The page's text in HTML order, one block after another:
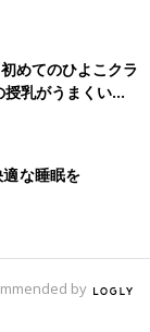
めてのひよこクラ
授乳がうまくい
トラブル 解決テ
適な睡眠を
by